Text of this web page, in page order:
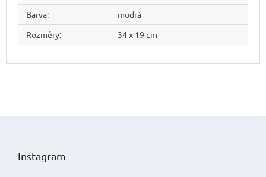
Barva:
modrá
Rozměry: 34 x 19 cm
Instagram